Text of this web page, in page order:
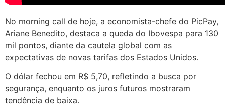
No morning call de hoje, a economista-chefe do PicPay,
Ariane Benedito, destaca a queda do Ibovespa para 130
mil pontos, diante da cautela global com as
expectativas de novas tarifas dos Estados Unidos.
O dólar fechou em R$ 5,70, refletindo a busca por
segurança, enquanto os juros futuros mostraram
tendência de baixa.